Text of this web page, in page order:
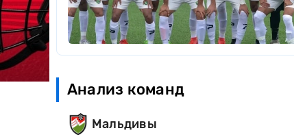
Анализ команд
Мальдивы